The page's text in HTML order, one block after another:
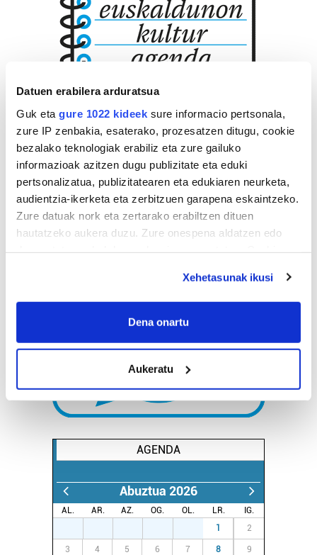
Datuen erabilera arduratsua
Guk eta gure 1022 kideek sure informacio pertsonala,
zure IP zenbakia, esaterako, prozesatzen ditugu, cookie
bezalako teknologiak erabiliz eta zure gailuko
informazioak azitzen dugu publizitate eta eduki
pertsonalizatua, publizitatearen eta edukiaren neurketa,
audientzia-ikerketa eta zerbitzuen garapena eskaintzeko.
Zure datuak nork eta zertarako erabiltzen dituen
hautatzeko aukera duzu. Zure onespena aldatzen edo
If you allow, we would also like to:
Collect information about your geographical
meters
Identify your device by actively scanning it for
specific characteristics (fingerprinting)
Find out more about how your personal data is processed
Guk eta gure bazkideek zure datu pertsonalak
teknologia erabiliz, cookieak adibidez, iragarki eta eduki
pertsonalizatuak eskaintzeko, iragarkiak eta edukia
neurtzeko, jendeari buruzko informazioa biltzeko eta
produktuak garatzeko. Zure datuak nork eta zertarako
Xehetasunak ikusi
Dena onartu
Aukeratu
AGENDA
Abuztua 2026
AL. AR. AZ. OG. OL. LR.
IG.
1 2
3 4 5 6 7 8 9